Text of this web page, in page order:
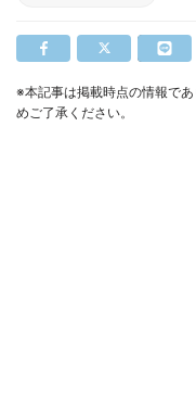
※本記事は掲載時点の情報で
めご了承ください。